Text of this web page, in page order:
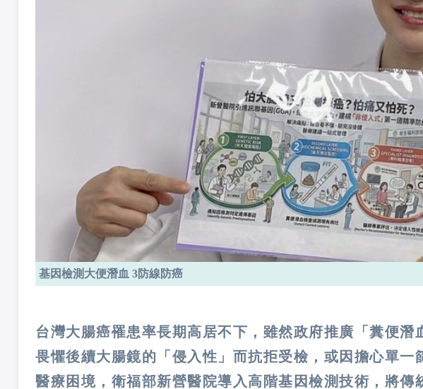
基因檢測大便潛血 3防線防癌
台灣大腸癌罹患率長期高居不下，雖然政府推廣「糞便潛
畏懼後續大腸鏡的「侵入性」而抗拒受檢，或因擔心單
醫療困境，衛福部新營醫院導入高階基因檢測技術，將